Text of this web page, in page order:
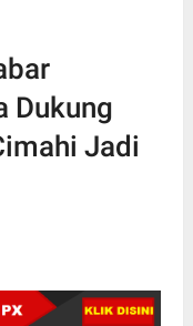
Dukung
Jadi